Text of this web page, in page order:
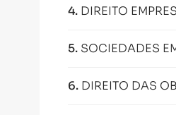
4. DIREITO
5. SOCIEDADES
6. DIREITO DAS